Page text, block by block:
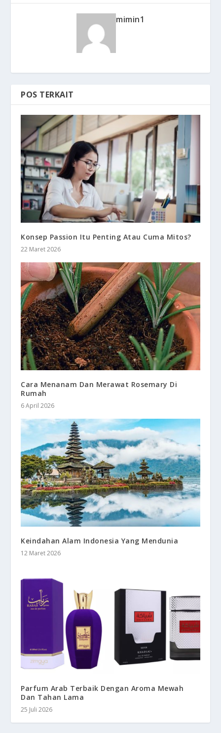
mimin1
POS TERKAIT
Konsep Passion Itu Penting Atau Cuma Mitos?
22 Maret 2026
Cara Menanam Dan Merawat Rosemary Di
Rumah
6 April 2026
Keindahan Alam Indonesia Yang Mendunia
12 Maret 2026
Parfum Arab Terbaik Dengan Aroma Mewah
Dan Tahan Lama
25 Juli 2026